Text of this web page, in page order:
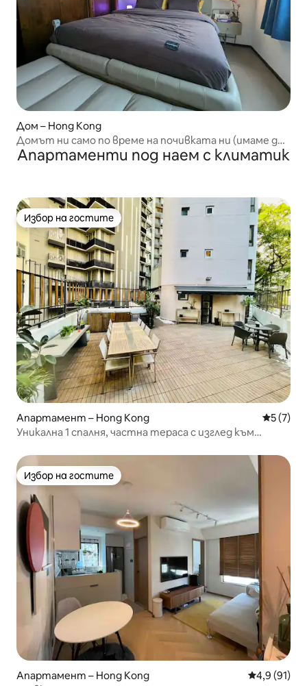
Дом – Hong Kong
Домът ни само по време на почивката ни (имаме две
котки)
Апартаменти под наем с климатик
Избор на гостите
Избор на гостите
Апартамент – Hong Kong Средна
5 (7)
Уникална 1 спалня, частна тераса с изглед към
Избор на гостите
Избор на гостите
Апартамент – Hong Kong Средна
4,9 (91)